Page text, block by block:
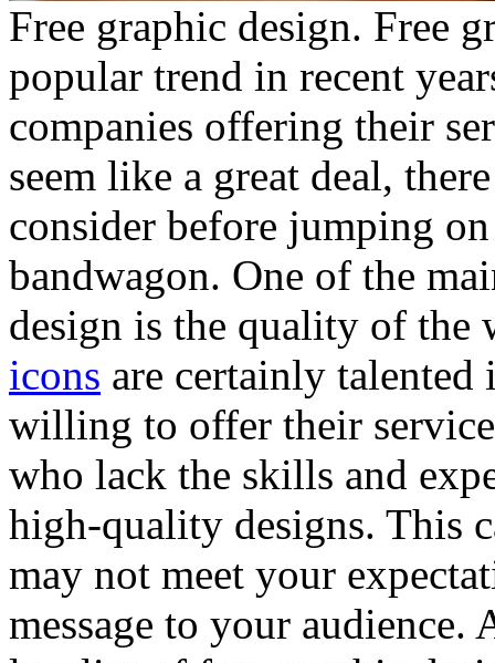
Free graphic design. Free
popular trend in recent
companies offering their
seem like a great deal,
consider before jumping
bandwagon. One of the
design is the quality of
icons are certainly
willing to offer their
who lack the skills and
high-quality designs. This
may not meet your
message to your audience.